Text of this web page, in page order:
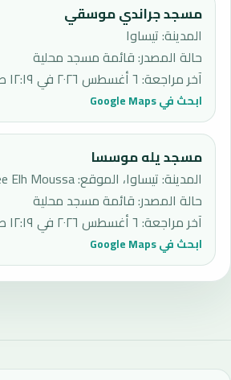
مسجد جراندي موسقي
المدينة: تيساوا
حالة المصدر:قائمة مسجد محلية
آخر مراجعة: ٦ أغسطس ٢٠٢٦ في ١٢:١٩ ص
ابحث في Google Maps
مسجد يله موسسا
المدينة: تيساوا، الموقع: Mosquée Elh Moussa
حالة المصدر:قائمة مسجد محلية
آخر مراجعة: ٦ أغسطس ٢٠٢٦ في ١٢:١٩ ص
ابحث في Google Maps